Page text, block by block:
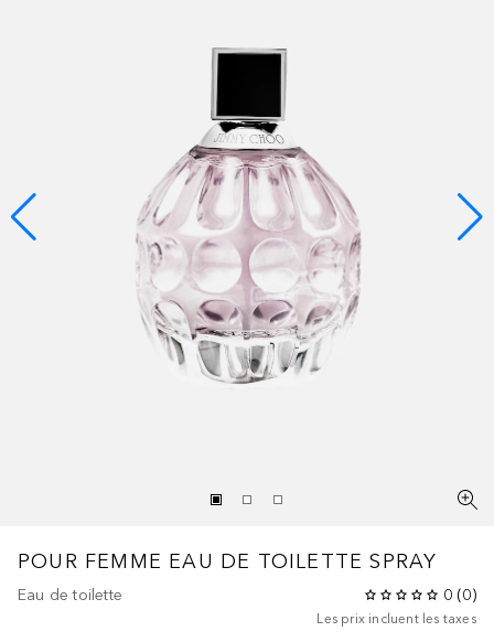
POUR FEMME EAU DE TOILETTE SPRAY
Eau de toilette 0 (0)
Les prix incluent les taxes